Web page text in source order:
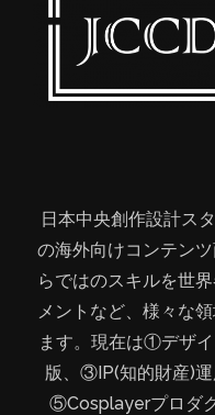
日本中央創作設計ス
の海外向けコンテン
らではのスキルを世
メントなど、様々な
ます。現在は①デザ
版、③IP(知的財産)
⑤Cosplayerプロダ